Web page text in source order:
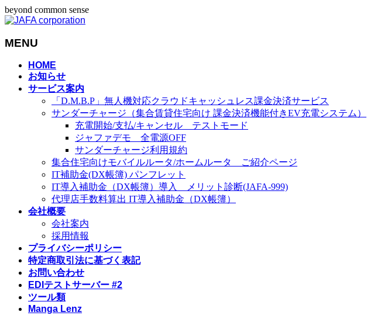
beyond common sense
MENU
HOME
お知らせ
サービス案内
「D.M.B.P」無人機対応クラウドキャッシュレス課金決済サービス
サンダーチャージ（集合賃貸住宅向け 課金決済機能付きEV充電システム）
充電開始/支払/キャンセル テストモード
ジャファデモ 全電源OFF
サンダーチャージ利用規約
集合住宅向けモバイルルータ/ホームルータ ご紹介ページ
IT補助金(DX帳簿) パンフレット
IT導入補助金（DX帳簿）導入 メリット診断(JAFA-999)
代理店手数料算出 IT導入補助金（DX帳簿）
会社概要
会社案内
採用情報
プライバシーポリシー
特定商取引法に基づく表記
お問い合わせ
EDIテストサーバー #2
ツール類
Manga Lenz